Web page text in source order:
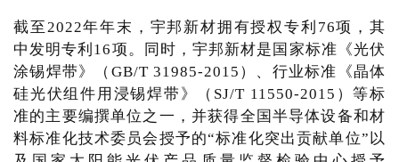
截至2022年年末，宇邦新材拥有授权专利76项，其
中发明专利16项。同时，宇邦新材是国家标准《光伏
涂锡焊带》（GB/T 31985-2015）、行业标准《晶体
硅光伏组件用浸锡焊带》（SJ/T 11550-2015）等标
准的主要编撰单位之一，并获得全国半导体设备和材
料标准化技术委员会授予的“标准化突出贡献单位”以